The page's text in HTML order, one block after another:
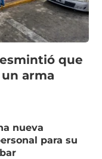
que
arma
nueva
para su